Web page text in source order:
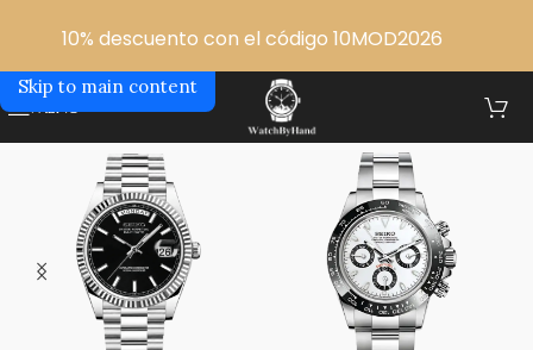
Skip to navigation
Skip to main content
MENU
Seiko GMT
10% descuento con el código 10MOD2026